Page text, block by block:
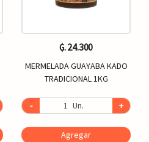
₲. 24.300
MERMELADA GUAYABA KADO
TRADICIONAL 1KG
- Un. +
Agregar